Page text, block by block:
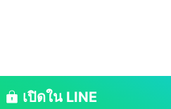
เปิดใน LINE